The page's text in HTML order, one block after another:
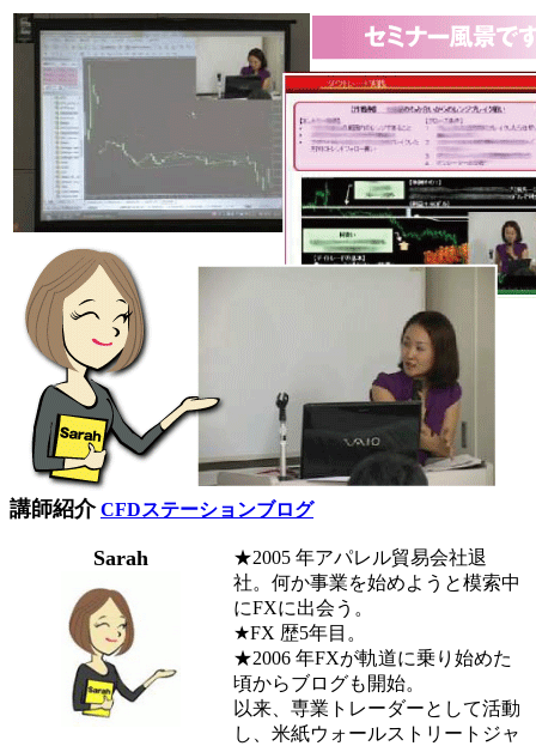
講師紹介 CFDステーションブログ
Sarah
★2005 年アパレル貿易会社退
社。何か事業を始めようと模索中
にFXに出会う。
★FX 歴5年目。
★2006 年FXが軌道に乗り始めた
頃からブログも開始。
以来、専業トレーダーとして活動
し、米紙ウォールストリートジャ